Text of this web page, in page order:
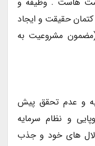
حقیقت و ایجاد
مشروعیت به
اکتبر ۱۹۱۷ روسیه و عدم تحقق پیش
و نظام سرمایه
های خود و جذب